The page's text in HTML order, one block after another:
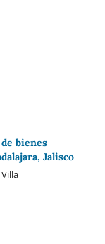
bienes
Jalisco